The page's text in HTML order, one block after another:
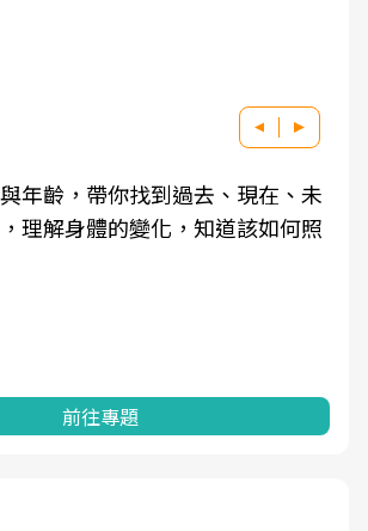
年齡，帶你找到過去、現在、未
理解身體的變化，知道該如何照
前往專題